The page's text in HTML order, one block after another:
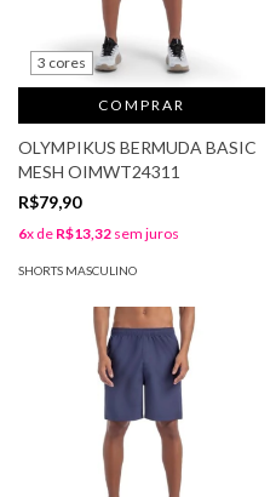
3 cores
COMPRAR
OLYMPIKUS BERMUDA BASIC
MESH OIMWT24311
R$79,90
6x de R$13,32 sem juros
SHORTS MASCULINO